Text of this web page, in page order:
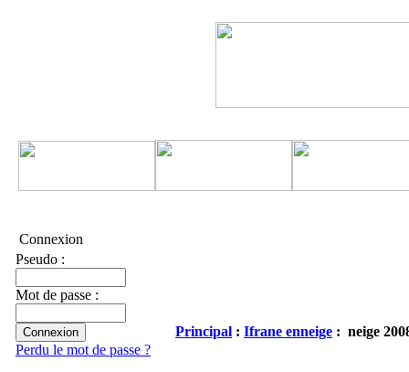
Connexion
Pseudo :
Mot de passe :
Perdu le mot de passe ?
Principal : Ifrane enneige : neige